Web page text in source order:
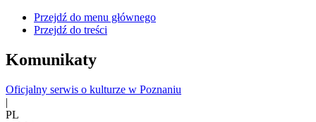
Przejdź do menu głównego
Przejdź do treści
Komunikaty
Oficjalny serwis o kulturze w Poznaniu
|
PL